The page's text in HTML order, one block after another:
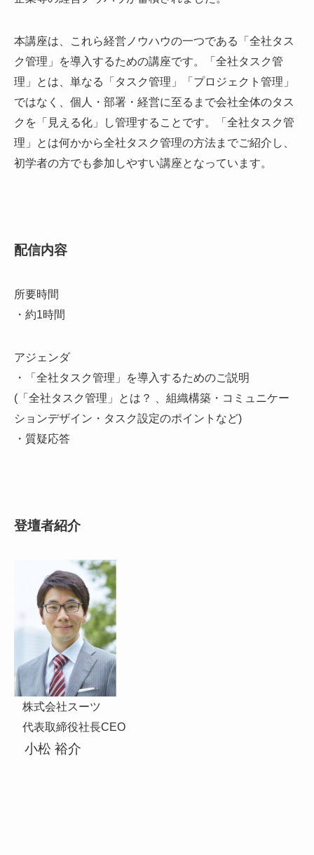
本講座は、これら経営ノウハウの一つである「全社タス
ク管理」を導入するための講座です。「全社タスク管
理」とは、単なる「タスク管理」「プロジェクト管理」
ではなく、個人・部署・経営に至るまで会社全体のタス
クを「見える化」し管理することです。「全社タスク管
理」とは何かから全社タスク管理の方法までご紹介し、
初学者の方でも参加しやすい講座となっています。
配信内容
所要時間
・約1時間
アジェンダ
・「全社タスク管理」を導入するためのご説明
(「全社タスク管理」とは？ 、組織構築・コミュニケー
ションデザイン・タスク設定のポイントなど)
・質疑応答
登壇者紹介
株式会社スーツ
代表取締役社長CEO
小松 裕介